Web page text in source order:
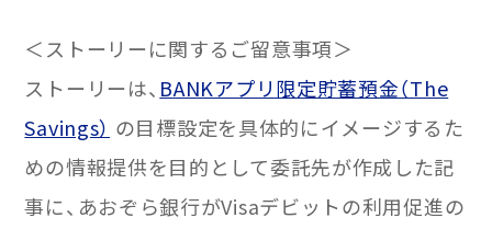
＜ストーリーに関するご留意事項＞
ストーリーは、 BANKアプリ限定貯蓄預金（The
Savings） の目標設定を具体的にイメージするた
めの情報提供を目的として委託先が作成した記
事に、あおぞら銀行がVisaデビットの利用促進の